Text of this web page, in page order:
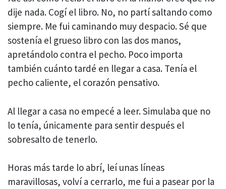
dije nada. Cogí el libro. No, no partí saltando como
siempre. Me fui caminando muy despacio. Sé que
sostenía el grueso libro con las dos manos,
apretándolo contra el pecho. Poco importa
también cuánto tardé en llegar a casa. Tenía el
pecho caliente, el corazón pensativo.
Al llegar a casa no empecé a leer. Simulaba que no
lo tenía, únicamente para sentir después el
sobresalto de tenerlo.
Horas más tarde lo abrí, leí unas líneas
maravillosas, volví a cerrarlo, me fui a pasear por la